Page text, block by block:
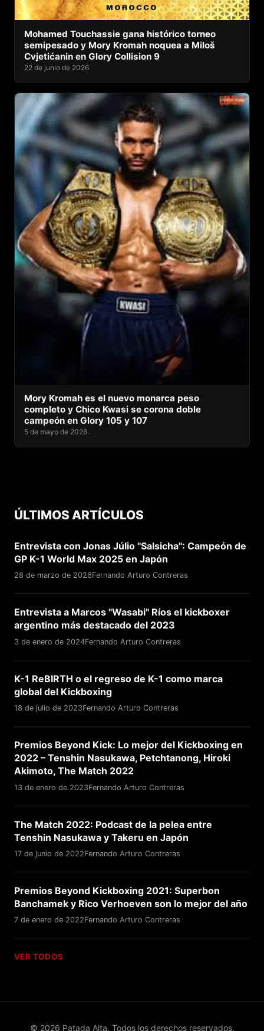
Mohamed Touchassie gana histórico torneo
semipesado y Mory Kromah noquea a Miloš
Cvjetićanin en Glory Collision 9
22 de junio de 2026
Mory Kromah es el nuevo monarca peso
completo y Chico Kwasi se corona doble
campeón en Glory 105 y 107
5 de mayo de 2026
ÚLTIMOS ARTÍCULOS
Entrevista con Jonas Júlio "Salsicha": Campeón de
GP K-1 World Max 2025 en Japón
28 de marzo de 2026Fernando Arturo Contreras
Entrevista a Marcos "Wasabi" Ríos el kickboxer
argentino más destacado del 2023
3 de enero de 2024Fernando Arturo Contreras
K-1 ReBIRTH o el regreso de K-1 como marca
global del Kickboxing
18 de julio de 2023Fernando Arturo Contreras
Premios Beyond Kick: Lo mejor del Kickboxing en
2022 – Tenshin Nasukawa, Petchtanong, Hiroki
Akimoto, The Match 2022
13 de enero de 2023Fernando Arturo Contreras
The Match 2022: Podcast de la pelea entre
Tenshin Nasukawa y Takeru en Japón
17 de junio de 2022Fernando Arturo Contreras
Premios Beyond Kickboxing 2021: Superbon
Banchamek y Rico Verhoeven son lo mejor del año
7 de enero de 2022Fernando Arturo Contreras
VER TODOS
© 2026 Patada Alta. Todos los derechos reservados.